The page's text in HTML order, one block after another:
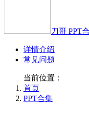
刀哥 PPT
详情介绍
常见问题
当前位置：
首页
PPT合集